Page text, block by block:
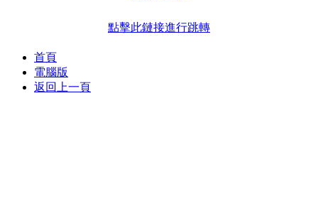
點擊此鏈接進行跳轉
首頁
電腦版
返回上一頁